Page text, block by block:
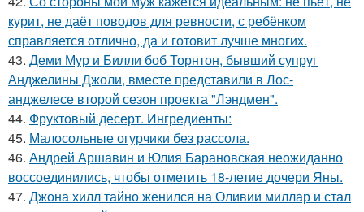
курит, не даёт поводов для ревности, с ребёнком
справляется отлично, да и готовит лучше многих.
43. Деми Мур и Билли боб Торнтон, бывший супруг
Анджелины Джоли, вместе представили в Лос-
анджелесе второй сезон проекта "Лэндмен".
44. Фруктовый десерт. Ингредиенты:
45. Малосольные огурчики без рассола.
46. Андрей Аршавин и Юлия Барановская неожиданно
воссоединились, чтобы отметить 18-летие дочери Яны.
47. Джона хилл тайно женился на Оливии миллар и стал